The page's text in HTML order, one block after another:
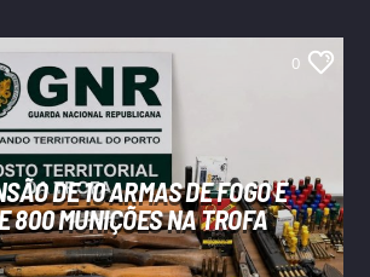
0
DE 10 ARMAS DE FOGO E
800 MUNIÇÕES NA TROFA